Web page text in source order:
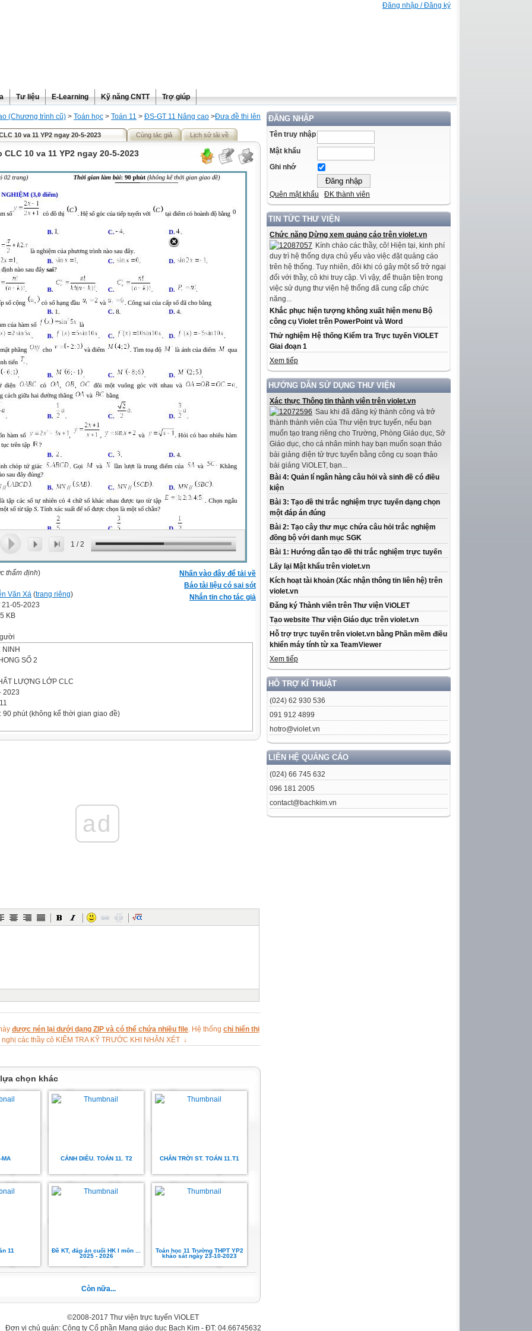
Đăng nhập / Đăng ký
Tư liệu E-Learning Kỹ năng CNTT Trợ giúp
ĐĂNG NHẬP
Tên truy nhập
Mật khẩu
Ghi nhớ
Quên mật khẩu ĐK thành viên
TIN TỨC THƯ VIỆN
Chức năng Dừng xem quảng cáo trên violet.vn
Kính chào các thầy, cô! Hiện tại, kinh phí
duy trì hệ thống dựa chủ yếu vào việc đặt quảng cáo
trên hệ thống. Tuy nhiên, đôi khi có gây một số trở ngại
đối với thầy, cô khi truy cập. Vì vậy, để thuận tiện trong
việc sử dụng thư viện hệ thống đã cung cấp chức
năng...
Khắc phục hiện tượng không xuất hiện menu Bộ
công cụ Violet trên PowerPoint và Word
Thử nghiệm Hệ thống Kiểm tra Trực tuyến ViOLET
Giai đoạn 1
Xem tiếp
HƯỚNG DẪN SỬ DỤNG THƯ VIỆN
Xác thực Thông tin thành viên trên violet.vn
Sau khi đã đăng ký thành công và trở
thành thành viên của Thư viện trực tuyến, nếu bạn
muốn tạo trang riêng cho Trường, Phòng Giáo dục, Sở
Giáo dục, cho cá nhân mình hay bạn muốn soạn thảo
bài giảng điện tử trực tuyến bằng công cụ soạn thảo
bài giảng ViOLET, bạn...
Bài 4: Quản lí ngân hàng câu hỏi và sinh đề có điều
kiện
Bài 3: Tạo đề thi trắc nghiệm trực tuyến dạng chọn
một đáp án đúng
Bài 2: Tạo cây thư mục chứa câu hỏi trắc nghiệm
đồng bộ với danh mục SGK
Bài 1: Hướng dẫn tạo đề thi trắc nghiệm trực tuyến
Lấy lại Mật khẩu trên violet.vn
Kích hoạt tài khoản (Xác nhận thông tin liên hệ) trên
violet.vn
Đăng ký Thành viên trên Thư viện ViOLET
Tạo website Thư viện Giáo dục trên violet.vn
Hỗ trợ trực tuyến trên violet.vn bằng Phần mềm điều
khiển máy tính từ xa TeamViewer
Xem tiếp
HỖ TRỢ KĨ THUẬT
(024) 62 930 536
091 912 4899
hotro@violet.vn
LIÊN HỆ QUẢNG CÁO
(024) 66 745 632
096 181 2005
contact@bachkim.vn
Đưa đề thi lên
(Chương trình cũ) > Toán học > Toán 11 > ĐS-GT 11 Nâng cao >
10 va 11 YP2 ngay 20-5-2023 Cùng tác giả Lịch sử tải về
10 va 11 YP2 ngay 20-5-2023
1 /2
Nhấn vào đây để tải về
Báo tài liệu có sai sót
Nhắn tin cho tác giả
thẩm định)
Văn Xá (trang riêng)
21-05-2023
KB
NINH
SỐ 2
LƯỢNG LỚP CLC
2023
90 phút (không kể thời gian giao đề)
ad
được nén lại dưới dạng ZIP và có thể chứa nhiều file . Hệ thống chỉ hiển thị
các thầy cô KIỂM TRA KỸ TRƯỚC KHI NHẬN XÉT ↓
chọn khác
MA CÁNH DIỀU. TOÁN 11. T2 CHÂN TRỜI ST. TOÁN 11.T1
11
Đề KT, đáp án cuối HK I môn ...
2025 - 2026
Toán học 11 Trường THPT YP2
khảo sát ngày 23-10-2023
Còn nữa...
©2008-2017 Thư viện trực tuyến ViOLET
Đơn vị chủ quản: Công ty Cổ phần Mạng giáo dục Bạch Kim - ĐT: 04.66745632